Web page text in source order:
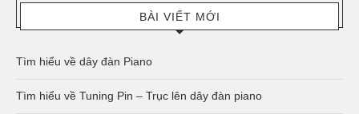
BÀI VIẾT MỚI
Tìm hiểu về dây đàn Piano
Tìm hiểu về Tuning Pin – Trục lên dây đàn piano